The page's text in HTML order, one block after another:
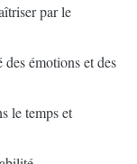
par le
émotions et des
le temps et